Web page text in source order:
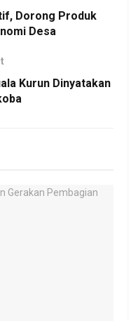
Dorong Produk
Desa
Kurun Dinyatakan